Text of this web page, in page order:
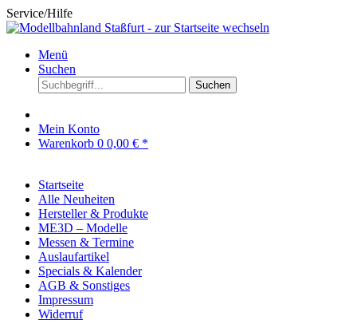
Service/Hilfe
Menü
Suchen
Suchen
Mein Konto
Warenkorb 0 0,00 € *
Startseite
Alle Neuheiten
Hersteller & Produkte
ME3D – Modelle
Messen & Termine
Auslaufartikel
Specials & Kalender
AGB & Sonstiges
Impressum
Widerruf